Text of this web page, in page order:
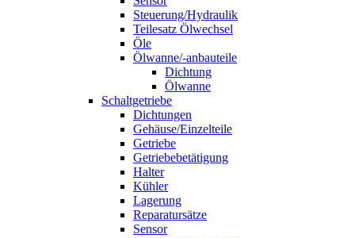
Steuerung/Hydraulik
Teilesatz Ölwechsel
Öle
Ölwanne/-anbauteile
Dichtung
Ölwanne
Schaltgetriebe
Dichtungen
Gehäuse/Einzelteile
Getriebe
Getriebebetätigung
Halter
Kühler
Lagerung
Reparatursätze
Sensor